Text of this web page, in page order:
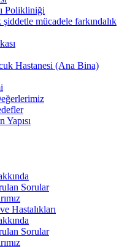
Polikliniği
mücadele farkındalık
Hastanesi (Ana Bina)
Yapısı
Sorular
Hastalıkları
Sorular